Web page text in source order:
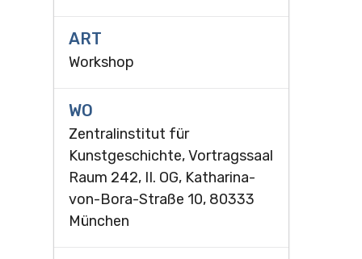
ART
Workshop
WO
Zentralinstitut für
Kunstgeschichte, Vortragssaal
Raum 242, II. OG, Katharina-
von-Bora-Straße 10, 80333
München